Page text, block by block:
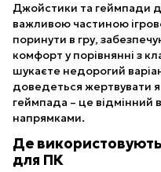
Джойстики та геймпади
важливою частиною
поринути в гру,
комфорт у порівнянні з
шукаєте недорогий
доведеться жертвувати
геймпада – це відмінний
напрямками.
Де
для ПК